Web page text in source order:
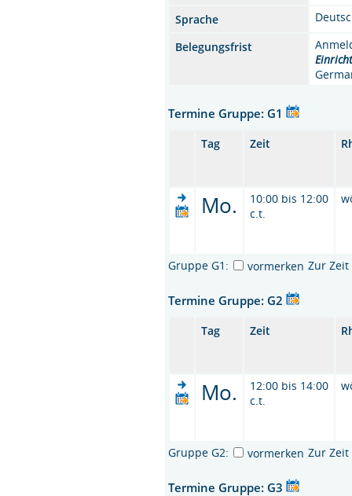
Sprache
Belegungsfrist
Termine Gruppe: G1
Tag Zeit
Mo.
10:00 bis 12:00
c.t.
Gruppe G1: vormerken Zur
Termine Gruppe: G2
Tag Zeit
Mo.
12:00 bis 14:00
c.t.
Gruppe G2: vormerken Zur
Termine Gruppe: G3